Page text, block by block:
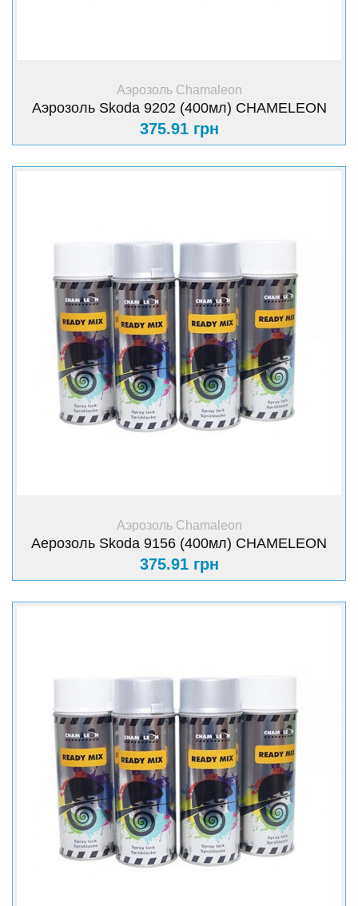
+ Купить
Аэрозоль Chamaleon
Аэрозоль Skoda 9202 (400мл) CHAMELEON
375.91 грн
+ Купить
Аэрозоль Chamaleon
Аерозоль Skoda 9156 (400мл) CHAMELEON
375.91 грн